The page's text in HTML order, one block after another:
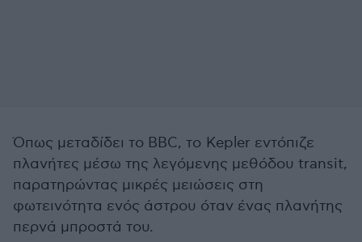
Όπως μεταδίδει το BBC, το Kepler εντόπιζε
πλανήτες μέσω της λεγόμενης μεθόδου transit,
παρατηρώντας μικρές μειώσεις στη
φωτεινότητα ενός άστρου όταν ένας πλανήτης
περνά μπροστά του.